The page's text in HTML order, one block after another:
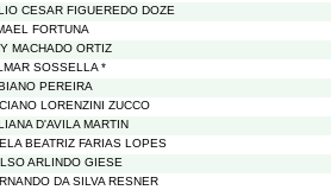
CESAR FIGUEREDO DOZE
FORTUNA
MACHADO ORTIZ
SOSSELLA *
PEREIRA
LORENZINI ZUCCO
D'AVILA MARTIN
BEATRIZ FARIAS LOPES
ARLINDO GIESE
DA SILVA RESNER